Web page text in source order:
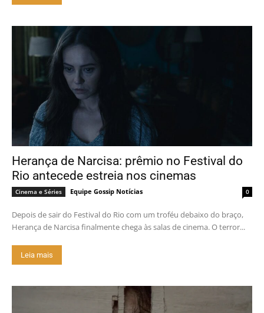
Herança de Narcisa: prêmio no Festival do
Rio antecede estreia nos cinemas
Cinema e Séries Equipe Gossip Notícias 0
Depois de sair do Festival do Rio com um troféu debaixo do braço,
Herança de Narcisa finalmente chega às salas de cinema. O terror...
Leia mais